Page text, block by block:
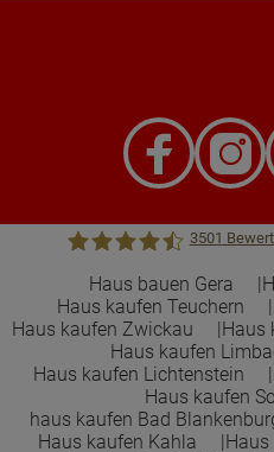
Town &Country Haus
3501
Haus bauen Gera
Haus kaufen Teuchern
Haus kaufen Zwickau
Haus
Haus kaufen
Haus kaufen Lichtenstein
Haus kaufen
haus kaufen Bad
Haus kaufen Kahla